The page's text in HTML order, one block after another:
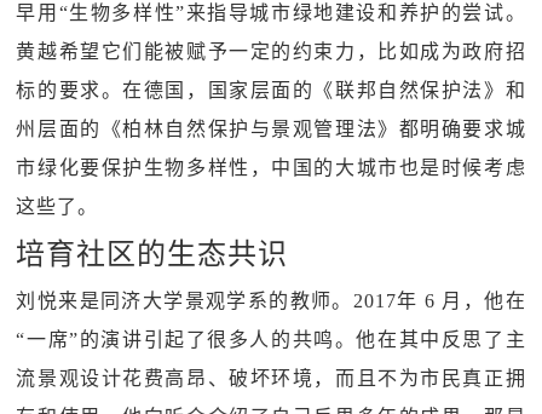
早用“生物多样性”来指导城市绿地建设和养护的尝试。
黄越希望它们能被赋予一定的约束力，比如成为政府招
标的要求。在德国，国家层面的《联邦自然保护法》和
州层面的《柏林自然保护与景观管理法》都明确要求城
市绿化要保护生物多样性，中国的大城市也是时候考虑
这些了。
培育社区的生态共识
刘悦来是同济大学景观学系的教师。2017年 6 月，他在
“一席”的演讲引起了很多人的共鸣。他在其中反思了主
流景观设计花费高昂、破坏环境，而且不为市民真正拥